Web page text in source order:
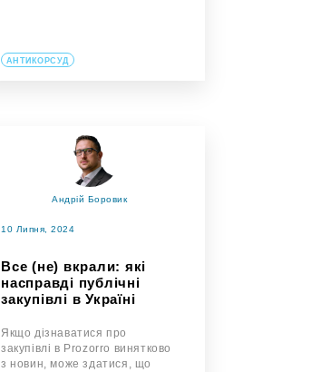
АНТИКОРСУД
Андрій Боровик
10 Липня, 2024
Все (не) вкрали: які
насправді публічні
закупівлі в Україні
Якщо дізнаватися про
закупівлі в Prozorro винятково
з новин, може здатися, що